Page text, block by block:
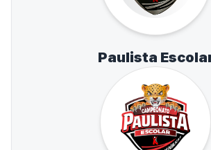
Paulista